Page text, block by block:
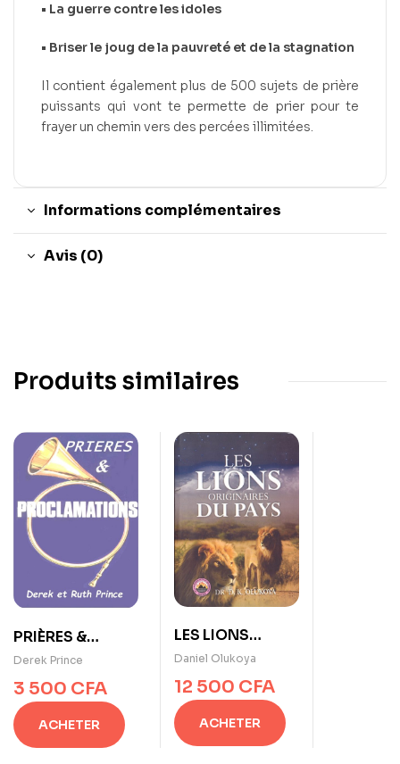
• La guerre contre les idoles
• Briser le joug de la pauvreté et de la stagnation
Il contient également plus de 500 sujets de prière
puissants qui vont te permette de prier pour te
frayer un chemin vers des percées illimitées.
Informations complémentaires
Avis (0)
Produits similaires
PRIÈRES &
PROCLAMATIONS
de Derek Prince
Derek Prince
3 500 CFA
ACHETER
LES LIONS
ORIGINAIRES DU
PAYS De Dr. D. K.
Olukaya
Daniel Olukoya
12 500 CFA
ACHETER